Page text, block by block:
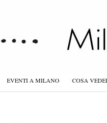
EVENTI A MILANO COSA